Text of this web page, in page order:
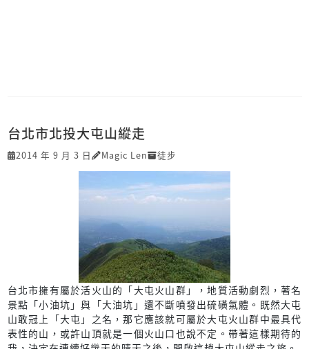
台北市北投大屯山縱走
2014 年 9 月 3 日 Magic Len 徒步
台北市擁有屬於活火山的「大屯火山群」，地質活動劇烈，著名
景點「小油坑」與「大油坑」還不斷噴發出硫磺氣體。既然大屯
山敢冠上「大屯」之名，那它應該就可屬於大屯火山群中最具代
表性的山，或許山頂就是一個火山口也說不定。帶著這樣期待的